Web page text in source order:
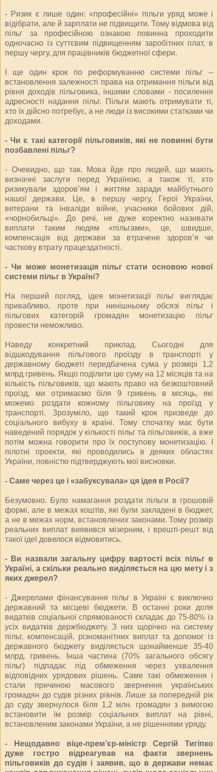
- Ризик є лише один: «професійні» пільги уряд може і
відібрати, але й зарплати не підвищити. Тому відмова від
пільг за професійною ознакою повинна проходити
одночасно із суттєвим підвищенням заробітних плат, в
першу чергу, для працівників бюджетної сфери.
І ще один крок по реформуванню системи пільг –
встановлення залежності права на отримання пільги від
рівня доходів пільговика, іншими словами - посилення
адресності надання пільг. Пільги мають отримувати ті,
хто їх дійсно потребує, а не люди із високими статками чи
доходами.
- Чи є такі категорії пільговиків, які не повинні бути
позбавлені пільг?
- Очевидно, що так. Мова йде про людей, що мають
визначні заслуги перед Україною, а також ті, хто
ризикували здоров’ям і життям заради майбутнього
нашої держави. Це, в першу чергу, Герої України,
ветерани та інваліди війни, учасники бойових дій,
«чорнобильці». До речі, не дуже коректно називати
виплати таким людям «пільгами», це, швидше,
компенсація від держави за втрачене здоров’я чи
часткову втрату працездатності.
- Чи може монетизація пільг стати основою нової
системи пільг в Україні?
На перший погляд, ідея монетизації пільг виглядає
привабливо, проте при нинішньому обсязі пільг і
пільгових категорій громадян монетизацію пільг
провести неможливо.
Наведу конкретний приклад. Сьогодні для
відшкодування пільгового проїзду в транспорті у
державному бюджеті передбачена сума у розмірі 1,2
млрд гривень. Якщо поділити цю суму на 12 місяців та на
кількість пільговиків, що мають право на безкоштовний
проїзд, ми отримаємо біля 9 гривень в місяць, які
можемо роздати кожному пільговику на проїзд у
транспорті. Зрозуміло, що такий крок призведе до
соціального вибуху в країні. Тому спочатку має бути
наведений порядок у кількості пільг та пільговиків, а вже
потім можна говорити про їх поступову монетизацію. І
пілотні проекти, які проводились в деяких областях
України, повністю підтверджують мої висновки.
- Саме через це і «забуксувала» ця ідея в Росії?
Безумовно. Було намагання роздати пільги в грошовій
формі, але в межах коштів, які були закладені в бюджет,
а не в межах норм, встановлених законами. Тому розмір
реальних виплат виявився мізерним, і врешті-решт від
такої ідеї довелося відмовитись.
- Ви назвали загальну цифру вартості всіх пільг в
Україні, а скільки реально виділяється на цю мету і з
яких джерел?
- Джерелами фінансування пільг в Україні є виключно
державний та місцеві бюджети. В останні роки доля
видатків соціальної спрямованості складає до 75-80% із
усіх видатків держбюджету. З них щорічно на систему
пільг, компенсацій, різноманітних виплат та допомог із
державного бюджету виділяється щонайменше 35-40
млрд. гривень. Інша частина (70% загального обсягу
пільг) підпадає під обмеження через ухвалення
відповідних урядових рішень. Саме такі обмеження і
стали причиною масового звернення українських
громадян до судів різних рівнів. Лише за попередній рік
до суду звернулося біля 1,2 млн. громадян з вимогою
встановити їм розмір соціальних виплат на рівні,
встановленим законами України, а не рішеннями уряду.
- Нещодавно віце-прем’єр-міністр Сергій Тигіпко
дуже гостро відреагував на факти звернень
пільговиків до судів і заявив, що в держави немає